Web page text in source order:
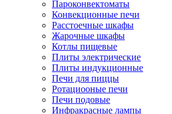
Пароконвектоматы
Конвекционные печи
Расстоечные шкафы
Жарочные шкафы
Котлы пищевые
Плиты электрические
Плиты индукционные
Печи для пиццы
Ротациооные печи
Печи подовые
Инфракрасные лампы